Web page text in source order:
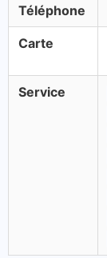
Téléphone
Carte
Service